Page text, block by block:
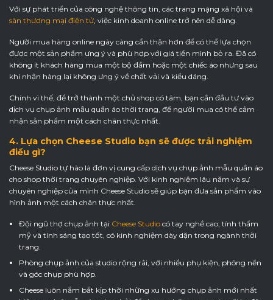
Với sự phát triển của công nghệ thông tin, các trang mạng xã hội và
sàn thương mại điện tử, việc kinh doanh online trở nên dễ dàng.
Người mua hàng online ngày càng cẩn thận hơn để có thể lựa chọn
được một sản phẩm ưng ý và phù hợp với giá tiền mình bỏ ra. Đã có
không ít khách hàng mua một bộ đầm hoặc một chiếc áo nhưng sau
khi nhận hàng lại không ưng ý về chất vải và kiểu dáng.
Chính vì thế, để trở thành một chủ shop có tâm, bạn cần đầu tư vào
dịch vụ chụp ảnh mẫu quần áo thời trang, để người mua có thể cảm
nhận sản phẩm một cách chân thực nhất.
4. Lựa chọn Cheese Studio bạn sẽ được trải nghiệm
điều gì?
Cheese Studio tự hào là đơn vị cung cấp dịch vụ chụp ảnh mẫu quần áo
cho shop thời trang chuyên nghiệp. Với kinh nghiệm lâu năm và sự
chuyên nghiệp của mình Cheese Studio sẽ giúp bạn đưa sản phẩm vào
hình ảnh một cách chân thực nhất.
Đội ngũ thợ chụp ảnh tại Cheese Studiocó tay nghề cao, tính thẩm
mỹ và tính sáng tạo tốt, có kinh nghiệm dày dặn trong ngành thời
trang.
Phòng chụp ảnh của studio rộng rãi, với nhiều phụ kiện, phông nền
và góc chụp phù hợp.
Cheese luôn nắm bắt kịp thời những xu hướng chụp ảnh mới nhất